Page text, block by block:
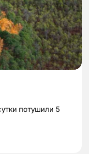
потушили 5